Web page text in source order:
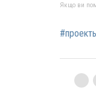
Якщо ви